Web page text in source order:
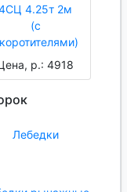
4.25т 2м
(с
р.: 4918
Лебедки